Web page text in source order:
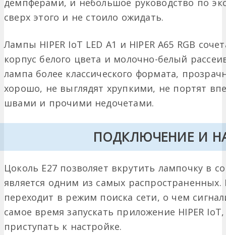
демпферами, и небольшое руководство по
сверх этого и не стоило ожидать.
Лампы HIPER IoT LED A1 и HIPER A65 RGB
корпус белого цвета и молочно-белый
лампа более классического формата,
хорошо, не выглядят хрупкими, не портят
швами и прочими недочетами.
ПОДКЛЮЧЕНИЕ И
Цоколь Е27 позволяет вкрутить лампочку в
является одним из самых
переходит в режим поиска сети, о чем
самое время запускать приложение HIPER
приступать к настройке.